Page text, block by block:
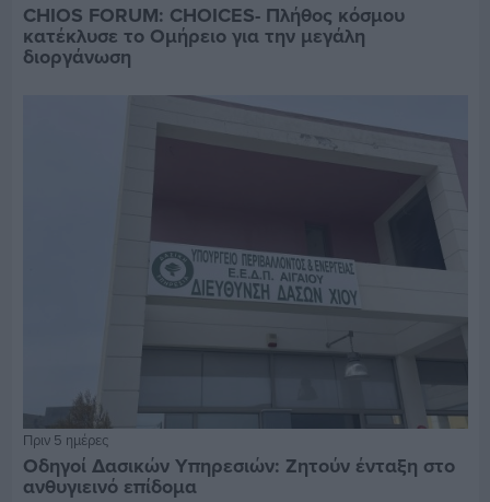
CHIOS FORUM: CHOICES- Πλήθος κόσμου
κατέκλυσε το Ομήρειο για την μεγάλη
διοργάνωση
Πριν 5 ημέρες
Οδηγοί Δασικών Υπηρεσιών: Ζητούν ένταξη στο
ανθυγιεινό επίδομα